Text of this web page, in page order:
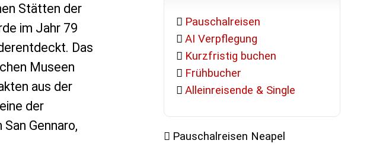
Stätten der
im Jahr 79
Das
Museen
aus der
der
Gennaro,
Pauschalreisen
AI Verpflegung
Kurzfristig buchen
Frühbucher
Alleinreisende & Single
Pauschalreisen Neapel